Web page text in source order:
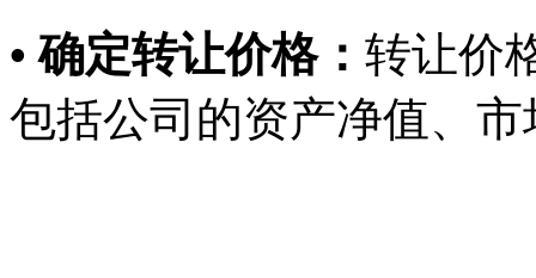
• 确定转让价格： 转让价
包括公司的资产净值、